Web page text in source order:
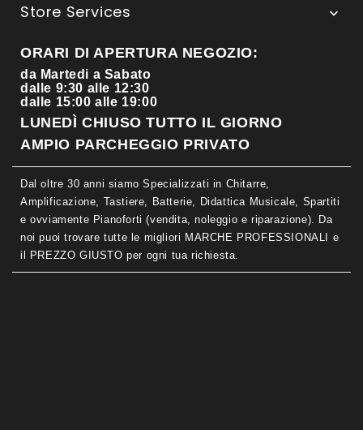
Store Services 
ORARI DI APERTURA NEGOZIO:
da Martedi a Sabato
dalle 9:30 alle 12:30
dalle 15:00 alle 19:00
LUNEDÌ CHIUSO TUTTO IL GIORNO
AMPIO PARCHEGGIO PRIVATO
Dal oltre 30 anni siamo Specializzati in Chitarre,
Amplificazione, Tastiere, Batterie, Didattica Musicale, Spartiti
e ovviamente Pianoforti (vendita, noleggio e riparazione). Da
noi puoi trovare tutte le migliori MARCHE PROFESSIONALI e
il PREZZO GIUSTO per ogni tua richiesta.